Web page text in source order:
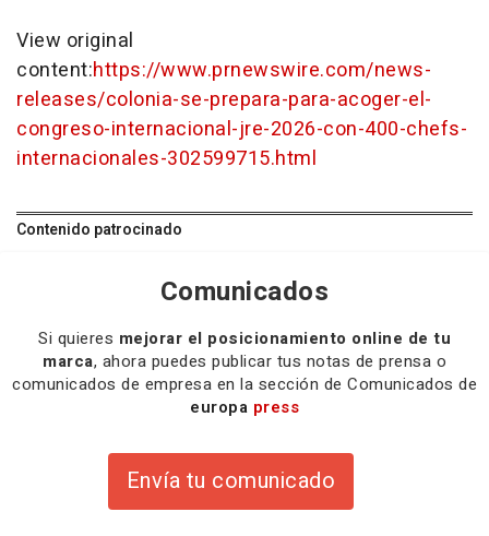
View original
content:https://www.prnewswire.com/news-
releases/colonia-se-prepara-para-acoger-el-
congreso-internacional-jre-2026-con-400-chefs-
internacionales-302599715.html
Contenido patrocinado
Comunicados
Si quieres mejorar el posicionamiento online de tu
marca, ahora puedes publicar tus notas de prensa o
comunicados de empresa en la sección de Comunicados de
europa press
Envía tu comunicado